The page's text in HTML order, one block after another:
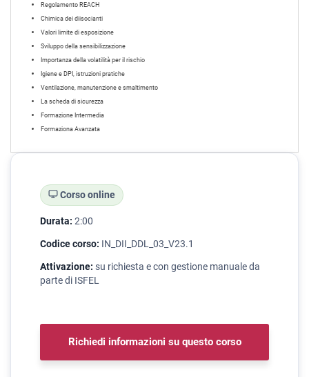
Regolamento REACH
Chimica dei diisocianti
Valori limite di esposizione
Sviluppo della sensibilizzazione
Importanza della volatilità per il rischio
Igiene e DPI, istruzioni pratiche
Ventilazione, manutenzione e smaltimento
La scheda di sicurezza
Formazione Intermedia
Formaziona Avanzata
Corso online
Durata: 2:00
Codice corso: IN_DII_DDL_03_V23.1
Attivazione: su richiesta e con gestione manuale da
parte di ISFEL
Richiedi informazioni su questo corso